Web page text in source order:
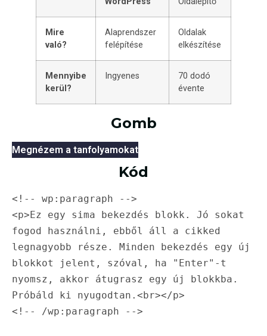
Mire
való?
Alaprendszer
felépítése
Oldalak
elkészítése
Mennyibe
kerül?
Ingyenes
70 dodó
évente
Gomb
Megnézem a tanfolyamokat
Kód
<!-- wp:paragraph -->
<p>Ez egy sima bekezdés blokk. Jó sokat
fogod használni, ebből áll a cikked
legnagyobb része. Minden bekezdés egy új
blokkot jelent, szóval, ha "Enter"-t
nyomsz, akkor átugrasz egy új blokkba.
Próbáld ki nyugodtan.<br></p>
<!-- /wp:paragraph -->